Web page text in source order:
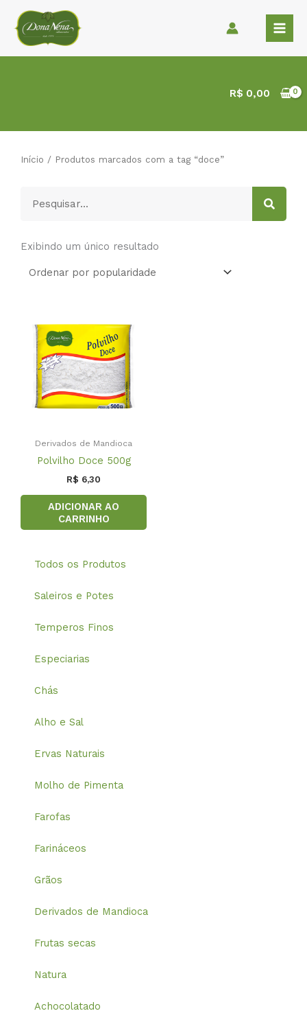
para
conteúdo
R$ 0,00
Início / Produtos marcados com a tag “doce”
Exibindo um único resultado
Derivados de Mandioca
Polvilho Doce 500g
R$ 6,30
ADICIONAR AO
CARRINHO
Todos os Produtos
Saleiros e Potes
Temperos Finos
Especiarias
Chás
Alho e Sal
Ervas Naturais
Molho de Pimenta
Farofas
Farináceos
Grãos
Derivados de Mandioca
Frutas secas
Natura
Achocolatado